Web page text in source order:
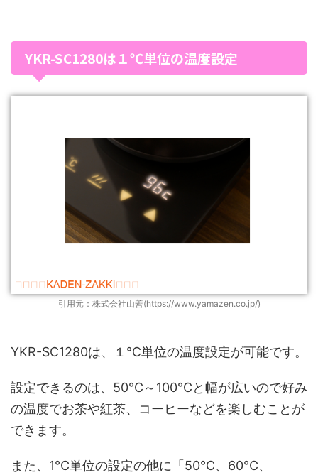
YKR-SC1280は１℃単位の温度設定
引用元：株式会社山善(https://www.yamazen.co.jp/)
YKR-SC1280は、１℃単位の温度設定が可能です。
設定できるのは、50℃～100℃と幅が広いので好み
の温度でお茶や紅茶、コーヒーなどを楽しむことが
できます。
また、1℃単位の設定の他に「50℃、60℃、